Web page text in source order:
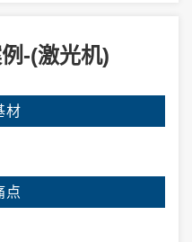
-(激光机)
材
点